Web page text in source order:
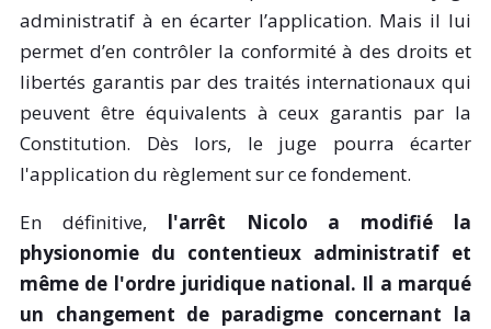
administratif à en écarter l’application. Mais il lui
permet d’en contrôler la conformité à des droits et
libertés garantis par des traités internationaux qui
peuvent être équivalents à ceux garantis par la
Constitution. Dès lors, le juge pourra écarter
l'application du règlement sur ce fondement.
En définitive, l'arrêt Nicolo a modifié la
physionomie du contentieux administratif et
même de l'ordre juridique national. Il a marqué
un changement de paradigme concernant la